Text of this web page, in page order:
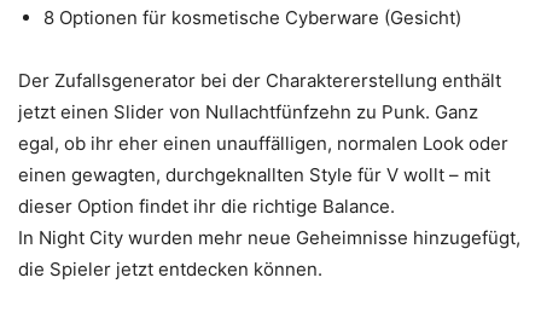
8 Optionen für kosmetische Cyberware (Gesicht)
Der Zufallsgenerator bei der Charaktererstellung enthält
jetzt einen Slider von Nullachtfünfzehn zu Punk. Ganz
egal, ob ihr eher einen unauffälligen, normalen Look oder
einen gewagten, durchgeknallten Style für V wollt – mit
dieser Option findet ihr die richtige Balance.
In Night City wurden mehr neue Geheimnisse hinzugefügt,
die Spieler jetzt entdecken können.